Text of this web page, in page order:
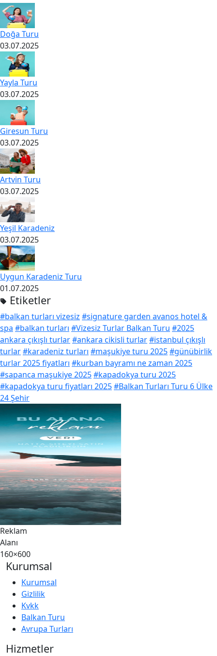
Doğa Turu
03.07.2025
Yayla Turu
03.07.2025
Giresun Turu
03.07.2025
Artvin Turu
03.07.2025
Yeşil Karadeniz
03.07.2025
Uygun Karadeniz Turu
01.07.2025
Etiketler
#balkan turları vizesiz #signature garden avanos hotel &
spa #balkan turları #Vizesiz Turlar Balkan Turu #2025
ankara çıkışlı turlar#ankara cikisli turlar#istanbul çıkışlı
turlar#karadeniz turları #maşukiye turu 2025#günübirlik
turlar 2025 fiyatları #kurban bayramı ne zaman 2025
#sapanca maşukiye 2025#kapadokya turu 2025
#kapadokya turu fiyatları 2025#Balkan Turları Turu 6 Ülke
24 Şehir
Reklam
Alanı
160×600
Kurumsal
Kurumsal
Gizlilik
Kvkk
Balkan Turu
Avrupa Turları
Hizmetler